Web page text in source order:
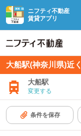
ニフティ不動産
賃貸アプリ
大船駅(神奈川県)近
大船駅
変更する
条件を保存